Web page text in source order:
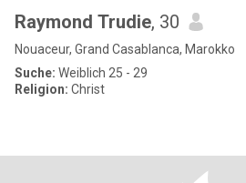
Raymond Trudie, 30
Nouaceur, Grand Casablanca, Marokko
Suche: Weiblich 25 - 29
Religion: Christ